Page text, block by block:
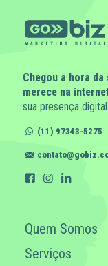
Chegou a hora
merece na
sua presença
(11) 97343-5275
Quem Somos
Serviços